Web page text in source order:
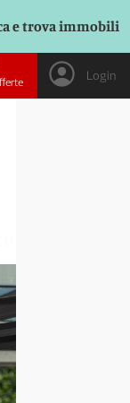
e trova immobili
Login